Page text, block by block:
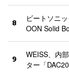
8
ビートソニ
OON Solid
9
WEISS、内
ター「